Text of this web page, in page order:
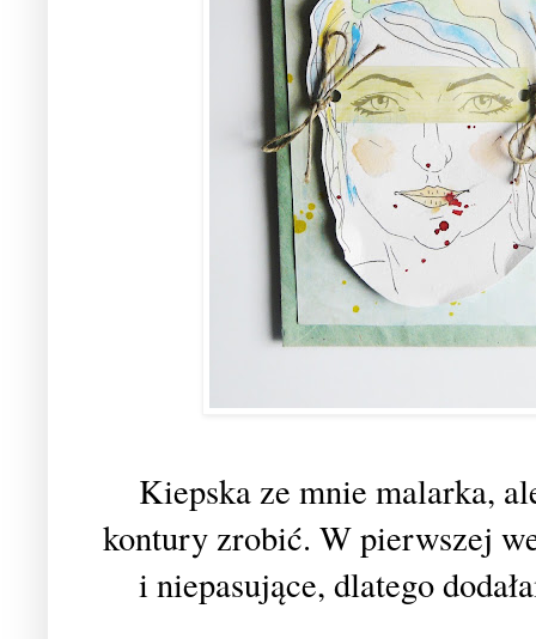
Kiepska ze mnie malarka,
kontury zrobić. W pierwszej
i niepasujące, dlatego